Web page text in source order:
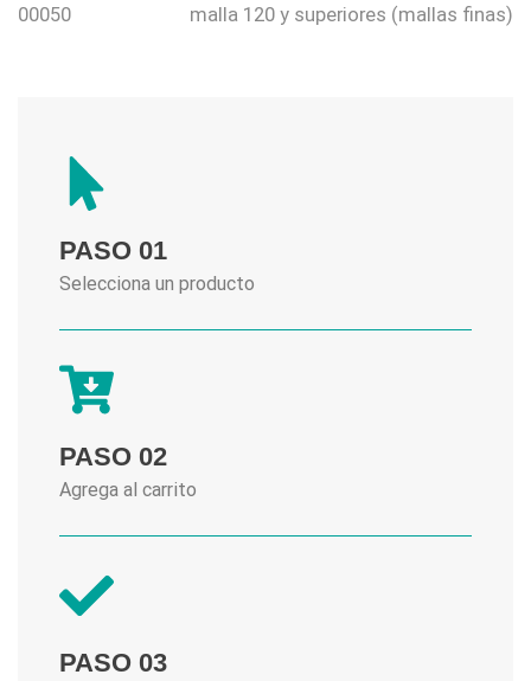
00050
malla 120 y superiores (mallas finas)
PASO 01
Selecciona un producto
PASO 02
Agrega al carrito
PASO 03